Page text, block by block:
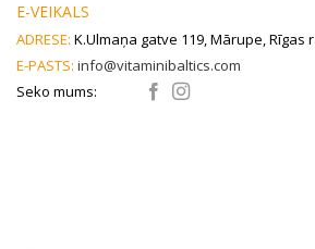
E-VEIKALS
ADRESE: K.Ulmaņa gatve 119, Mārupe, Rīgas
E-PASTS: info@vitaminibaltics.com
Seko mums: